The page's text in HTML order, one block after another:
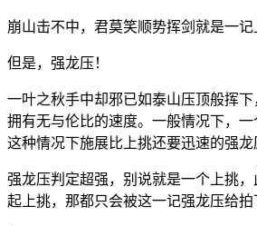
崩山击不中，君莫笑顺势挥剑就是一记
但是，强龙压！
一叶之秋手中却邪已如泰山压顶般挥
拥有无与伦比的速度。一般情况下，
这种情况下施展比上挑还要迅速的强龙
强龙压判定超强，别说就是一个上挑
起上挑，那都只会被这一记强龙压给拍